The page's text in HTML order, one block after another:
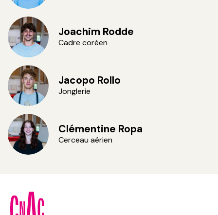
©VincentVDH
©VincentVDH
Joachim Rodde
Cadre coréen
©VincentVDH
Jacopo Rollo
Jonglerie
Clémentine Ropa
Cerceau aérien